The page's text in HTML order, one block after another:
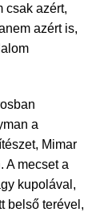
csak azért,
azért is,
a
Mimar
A mecset a
kupolával,
belső terével,